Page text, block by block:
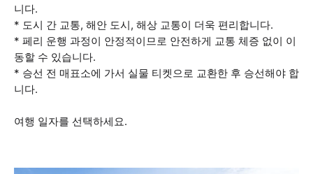
니다.
* 도시 간 교통, 해안 도시, 해상 교통이 더욱 편리합니다.
* 페리 운행 과정이 안정적이므로 안전하게 교통 체증 없이 이
동할 수 있습니다.
* 승선 전 매표소에 가서 실물 티켓으로 교환한 후 승선해야 합
니다.
여행 일자를 선택하세요.